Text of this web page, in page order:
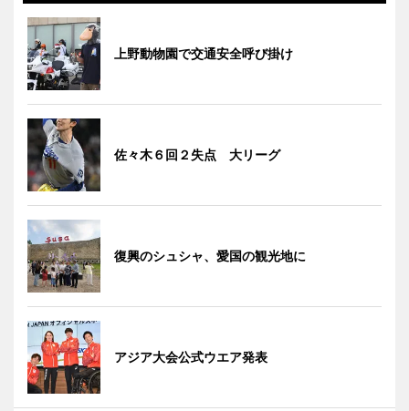
上野動物園で交通安全呼び掛け
佐々木６回２失点 大リーグ
復興のシュシャ、愛国の観光地に
アジア大会公式ウエア発表